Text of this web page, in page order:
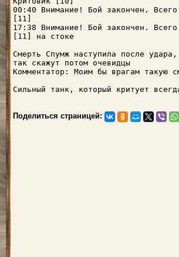
00:40 Внимание! Бой закончен.
[11]
17:38 Внимание! Бой закончен.
[11] на стоке
Смерть Спумж наступила после
так скажут потом очевидцы
Комментатор: Моим бы врагам такую
Сильный танк, который критует
Поделиться страницей: